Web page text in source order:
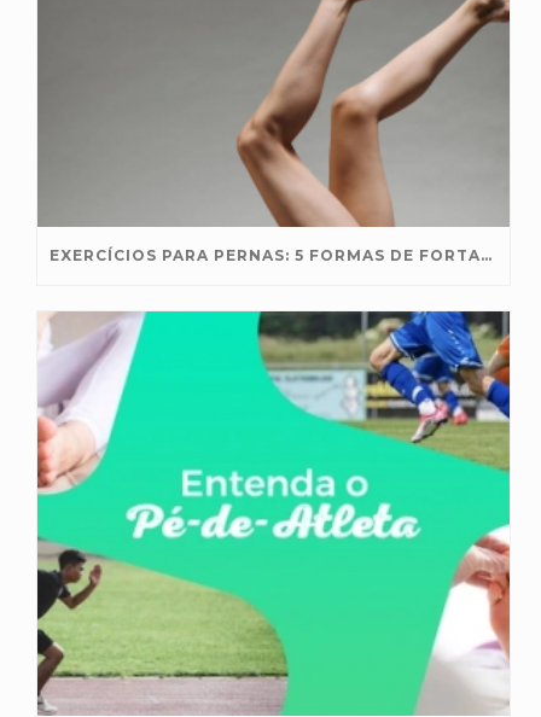
EXERCÍCIOS PARA PERNAS: 5 FORMAS DE FORTALECÊ-LAS